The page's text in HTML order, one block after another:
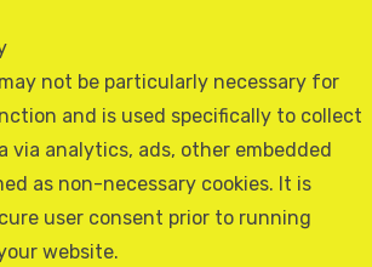
not be particularly necessary for
and is used specifically to collect
via analytics, ads, other embedded
as non-necessary cookies. It is
user consent prior to running
website.